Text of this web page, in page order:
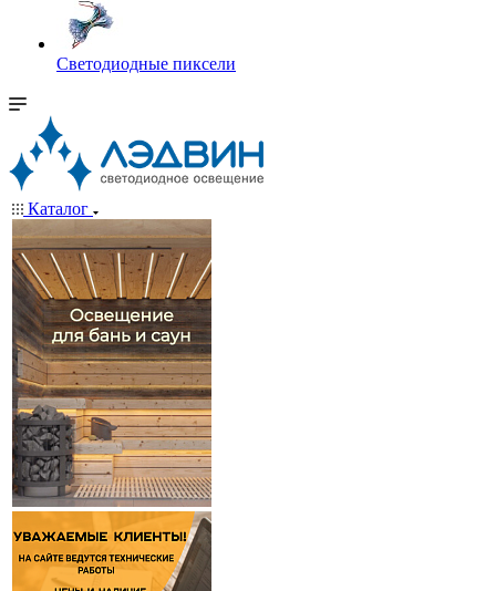
Светодиодные пиксели
Каталог